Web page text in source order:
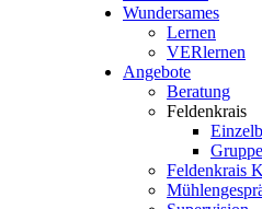
Wundersames
Lernen
VERlernen
Angebote
Beratung
Feldenkrais
Gruppe
Feldenkrais